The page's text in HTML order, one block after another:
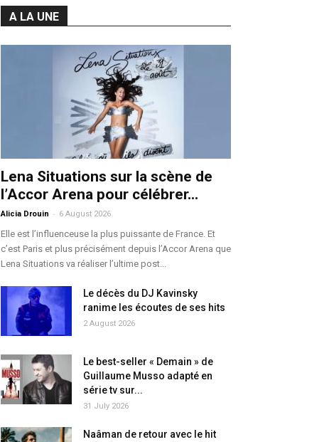
A LA UNE
Lena Situations sur la scène de
l’Accor Arena pour célébrer...
Alicia Drouin - 6 August 2026
Elle est l’influenceuse la plus puissante de France. Et
c’est Paris et plus précisément depuis l’Accor Arena que
Lena Situations va réaliser l’ultime post...
Le décès du DJ Kavinsky
ranime les écoutes de ses hits
2 August 2026
Le best-seller « Demain » de
Guillaume Musso adapté en
série tv sur...
31 July 2026
Naâman de retour avec le hit